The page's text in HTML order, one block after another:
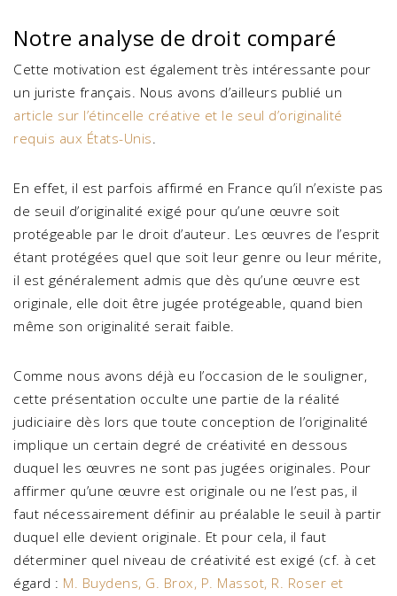
Notre analyse de droit comparé
Cette motivation est également très intéressante pour
un juriste français. Nous avons d’ailleurs publié un
article sur l’étincelle créative et le seul d’originalité
requis aux États-Unis.
En effet, il est parfois affirmé en France qu’il n’existe pas
de seuil d’originalité exigé pour qu’une œuvre soit
protégeable par le droit d’auteur. Les œuvres de l’esprit
étant protégées quel que soit leur genre ou leur mérite,
il est généralement admis que dès qu’une œuvre est
originale, elle doit être jugée protégeable, quand bien
même son originalité serait faible.
Comme nous avons déjà eu l’occasion de le souligner,
cette présentation occulte une partie de la réalité
judiciaire dès lors que toute conception de l’originalité
implique un certain degré de créativité en dessous
duquel les œuvres ne sont pas jugées originales. Pour
affirmer qu’une œuvre est originale ou ne l’est pas, il
faut nécessairement définir au préalable le seuil à partir
duquel elle devient originale. Et pour cela, il faut
déterminer quel niveau de créativité est exigé (cf. à cet
égard : M. Buydens, G. Brox, P. Massot, R. Roser et